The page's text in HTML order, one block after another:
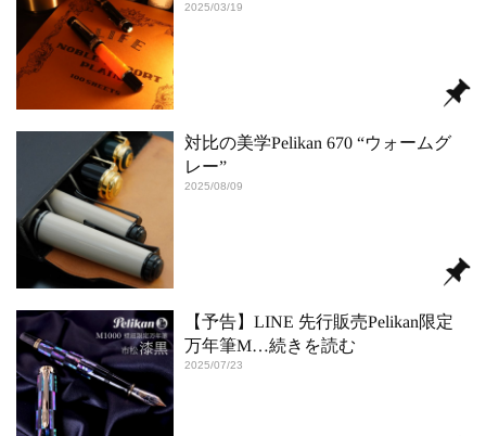
2025/03/19
対比の美学Pelikan 670 “ウォームグ
レー”
2025/08/09
【予告】LINE 先行販売Pelikan限定
万年筆M…続きを読む
2025/07/23